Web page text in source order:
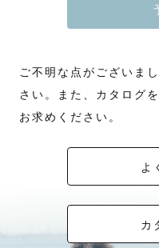
ご不明な点がございま
さい。また、カタログ
お求めください。
よ
カ